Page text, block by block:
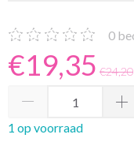
0
€19,35 €24,20
1 op voorraad